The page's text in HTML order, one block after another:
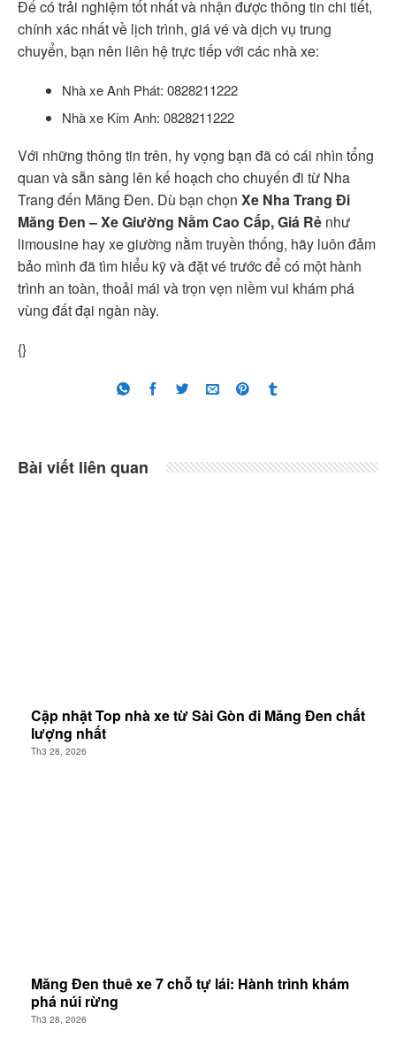
Để có trải nghiệm tốt nhất và nhận được thông tin chi tiết,
chính xác nhất về lịch trình, giá vé và dịch vụ trung
chuyển, bạn nên liên hệ trực tiếp với các nhà xe:
Nhà xe Anh Phát: 0828211222
Nhà xe Kim Anh: 0828211222
Với những thông tin trên, hy vọng bạn đã có cái nhìn tổng
quan và sẵn sàng lên kế hoạch cho chuyến đi từ Nha
Trang đến Măng Đen. Dù bạn chọn Xe Nha Trang Đi
Măng Đen – Xe Giường Nằm Cao Cấp, Giá Rẻ như
limousine hay xe giường nằm truyền thống, hãy luôn đảm
bảo mình đã tìm hiểu kỹ và đặt vé trước để có một hành
trình an toàn, thoải mái và trọn vẹn niềm vui khám phá
vùng đất đại ngàn này.
{}
Bài viết liên quan
Cập nhật Top nhà xe từ Sài Gòn đi Măng Đen chất
lượng nhất
Th3 28, 2026
Măng Đen thuê xe 7 chỗ tự lái: Hành trình khám
phá núi rừng
Th3 28, 2026